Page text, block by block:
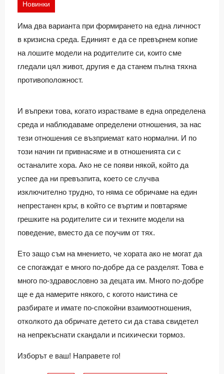
Новинки
Има два варианта при формирането на една личност
в кризисна среда. Единият е да се превърнем копие
на лошите модели на родителите си, които сме
гледали цял живот, другия е да станем пълна тяхна
противоположност.
И въпреки това, когато израстваме в една определена
среда и наблюдаваме определени отношения, за нас
тези отношения се възприемат като нормални. И по
този начин ги привнасяме и в отношенията си с
останалите хора. Ако не се появи някой, който да
успее да ни превъзпита, което се случва
изключително трудно, то няма се обричаме на един
непрестанен кръг, в който се въртим и повтаряме
грешките на родителите си и техните модели на
поведение, вместо да се поучим от тях.
Ето защо съм на мнението, че хората ако не могат да
се спогаждат е много по-добре да се разделят. Това е
много по-здравословно за децата им. Много по-добре
ще е да намерите някого, с когото наистина се
разбирате и имате по-спокойни взаимоотношения,
отколкото да обричате детето си да става свидетел
на непрекъснати скандали и психически тормоз.
Изборът е ваш! Направете го!